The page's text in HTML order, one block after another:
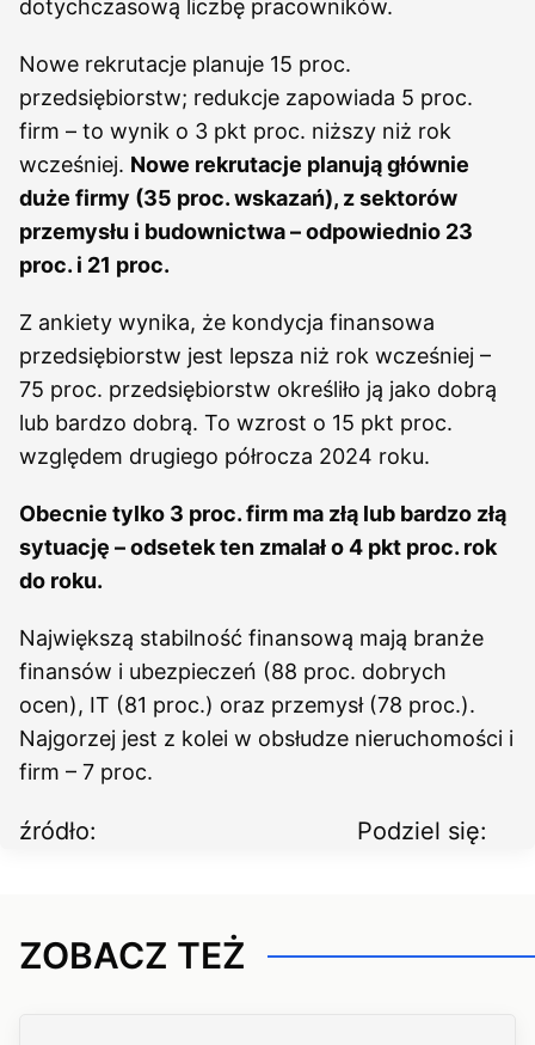
dotychczasową liczbę pracowników.
Nowe rekrutacje planuje 15 proc.
przedsiębiorstw; redukcje zapowiada 5 proc.
firm – to wynik o 3 pkt proc. niższy niż rok
wcześniej. Nowe rekrutacje planują głównie
duże firmy (35 proc. wskazań), z sektorów
przemysłu i budownictwa – odpowiednio 23
proc. i 21 proc.
Z ankiety wynika, że kondycja finansowa
przedsiębiorstw jest lepsza niż rok wcześniej –
75 proc. przedsiębiorstw określiło ją jako dobrą
lub bardzo dobrą. To wzrost o 15 pkt proc.
względem drugiego półrocza 2024 roku.
Obecnie tylko 3 proc. firm ma złą lub bardzo złą
sytuację – odsetek ten zmalał o 4 pkt proc. rok
do roku.
Największą stabilność finansową mają branże
finansów i ubezpieczeń (88 proc. dobrych
ocen), IT (81 proc.) oraz przemysł (78 proc.).
Najgorzej jest z kolei w obsłudze nieruchomości i
firm – 7 proc.
źródło: Podziel się:
ZOBACZ TEŻ